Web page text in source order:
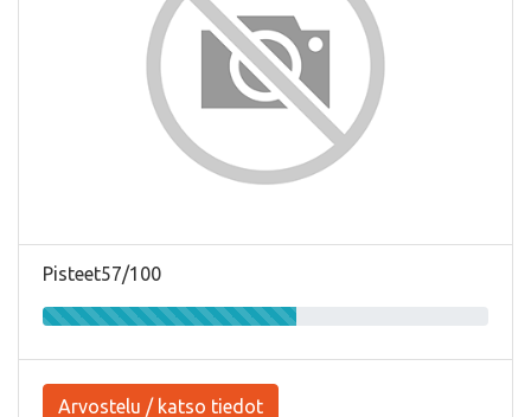
Pisteet57/100
Arvostelu / katso tiedot